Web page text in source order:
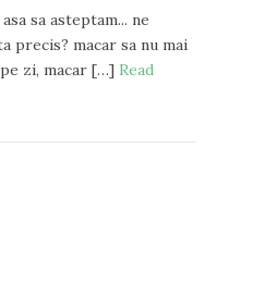
sa asteptam... ne
precis? macar sa nu mai
zi, macar […] Read